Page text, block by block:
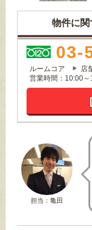
物件に関
03-
ルームコア
店
営業時間：10:00～
担当：亀田